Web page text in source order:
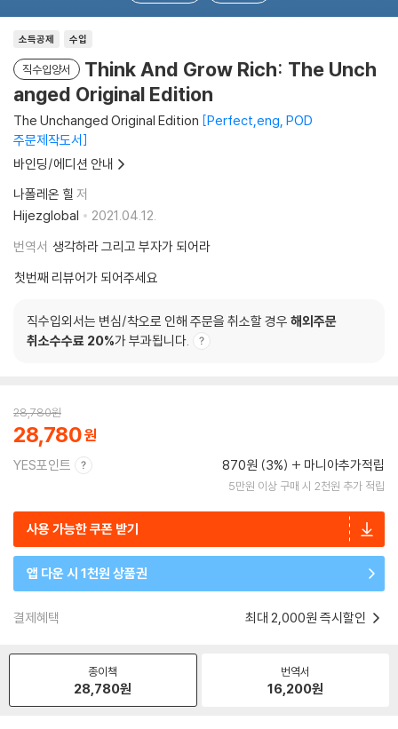
소득공제 수입
직수입양서
Think And Grow Rich: The Unch
anged Original Edition
The Unchanged Original Edition Perfect,eng, POD
주문제작도서
바인딩/에디션 안내
나폴레온 힐 저
Hijezglobal
2021.04.12.
번역서 생각하라 그리고 부자가 되어라
첫번째 리뷰어가 되어주세요
직수입외서는 변심/착오로 인해 주문을 취소할 경우 해외주문
취소수수료 20%가 부과됩니다.
28,780원
28,780
YES포인트 870원 (3%) 마니아추가적립
5만원 이상 구매 시 2천원 추가 적립
사용 가능한 쿠폰 받기
앱 다운 시 1천원 상품권
결제혜택 최대 2,000원 즉시할인
종이책
28,780원
번역서
16,200원